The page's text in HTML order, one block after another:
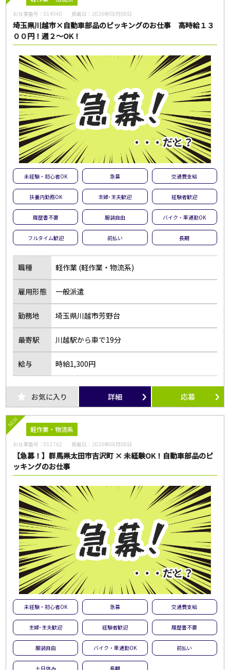
お仕事番号：014040 掲載日： 2026年08月08日
埼玉県川越市×自動車部品のピッキングのお仕事 高時給１３
００円！週２～OK！
未経験・初心者OK 急募 交通費支給
扶養内勤務OK 主婦･主夫歓迎 経験者歓迎
履歴書不要 服装自由 バイク・車通勤OK
フルタイム歓迎 前払い 長期
職種 軽作業 (軽作業・物流系)
雇用形態 一般派遣
勤務地 埼玉県川越市芳野台
最寄駅 川越駅から車で19分
給与 時給1,300円
お気に入り 詳細 応募
NEW
軽作業・物流系
お仕事番号：011762 掲載日： 2026年08月08日
【急募！】群馬県太田市吉沢町 × 未経験OK！自動車部品のピ
ッキングのお仕事
未経験・初心者OK 急募 交通費支給
主婦･主夫歓迎 経験者歓迎 履歴書不要
服装自由 バイク・車通勤OK 前払い
土日休み 長期